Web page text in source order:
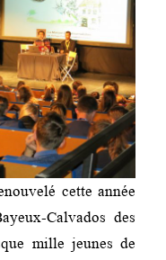
cette année
Calvados des
mille jeunes de